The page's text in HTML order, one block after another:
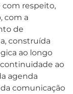
com respeito,
com a
de
construída
ao longo
ao
agenda
comunicação